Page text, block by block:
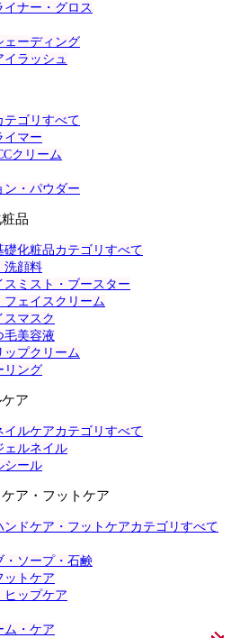
イナー・グロス
ェーディング
イラッシュ
テゴリすべて
イマー
クリーム
ン・パウダー
品
礎化粧品カテゴリすべて
洗顔料
スミスト・ブースター
フェイスクリーム
スマスク
毛美容液
ップクリーム
リング
ア
イルケアカテゴリすべて
ェルネイル
シール
ア・フットケア
ンドケア・フットケアカテゴリすべて
・ソープ・石鹸
ットケア
ヒップケア
ム・ケア